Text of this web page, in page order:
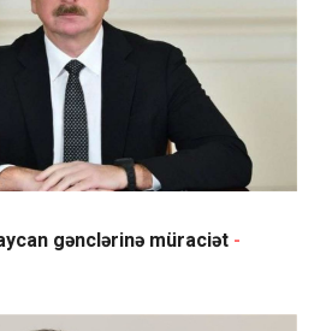
gənclərinə müraciət -